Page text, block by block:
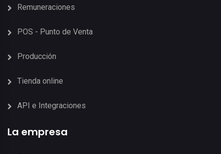
Remuneraciones
POS - Punto de Venta
Producción
Tienda online
API e Integraciones
La empresa